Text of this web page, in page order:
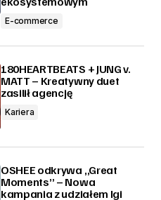
E-commerce
180HEARTBEATS + JUNG v.
MATT – Kreatywny duet
zasilił agencję
Kariera
OSHEE odkrywa „Great
Moments” – Nowa
kampania z udziałem Igi